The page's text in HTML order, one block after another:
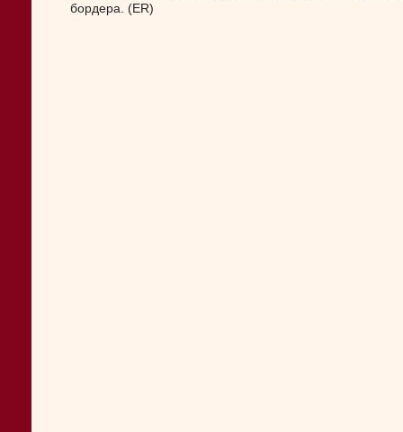
бордера. (ER)